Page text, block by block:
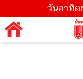
วันอาทิ